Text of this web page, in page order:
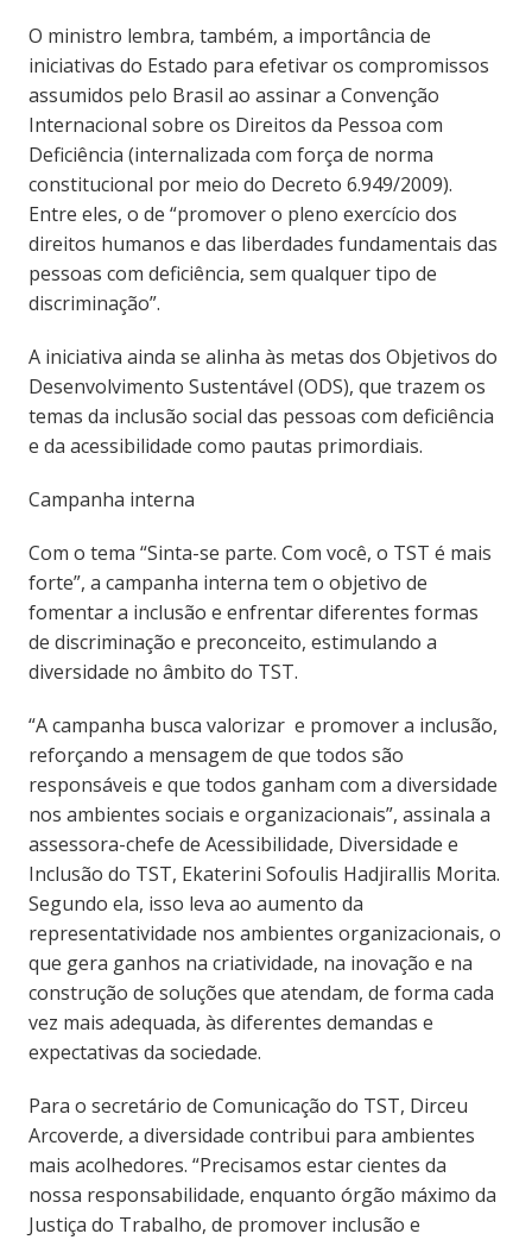
O ministro lembra, também, a importância de
iniciativas do Estado para efetivar os compromissos
assumidos pelo Brasil ao assinar a Convenção
Internacional sobre os Direitos da Pessoa com
Deficiência (internalizada com força de norma
constitucional por meio do Decreto 6.949/2009).
Entre eles, o de “promover o pleno exercício dos
direitos humanos e das liberdades fundamentais das
pessoas com deficiência, sem qualquer tipo de
discriminação”.
A iniciativa ainda se alinha às metas dos Objetivos do
Desenvolvimento Sustentável (ODS), que trazem os
temas da inclusão social das pessoas com deficiência
e da acessibilidade como pautas primordiais.
Campanha interna
Com o tema “Sinta-se parte. Com você, o TST é mais
forte”, a campanha interna tem o objetivo de
fomentar a inclusão e enfrentar diferentes formas
de discriminação e preconceito, estimulando a
diversidade no âmbito do TST.
“A campanha busca valorizar e promover a inclusão,
reforçando a mensagem de que todos são
responsáveis e que todos ganham com a diversidade
nos ambientes sociais e organizacionais”, assinala a
assessora-chefe de Acessibilidade, Diversidade e
Inclusão do TST, Ekaterini Sofoulis Hadjirallis Morita.
Segundo ela, isso leva ao aumento da
representatividade nos ambientes organizacionais, o
que gera ganhos na criatividade, na inovação e na
construção de soluções que atendam, de forma cada
vez mais adequada, às diferentes demandas e
expectativas da sociedade.
Para o secretário de Comunicação do TST, Dirceu
Arcoverde, a diversidade contribui para ambientes
mais acolhedores. “Precisamos estar cientes da
nossa responsabilidade, enquanto órgão máximo da
Justiça do Trabalho, de promover inclusão e